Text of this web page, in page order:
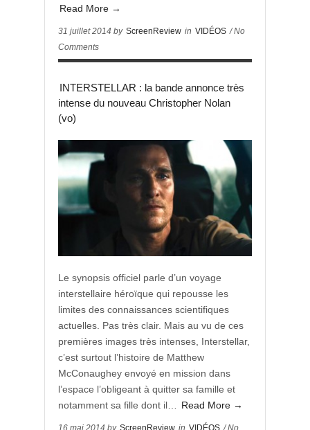
Read More →
31 juillet 2014 by ScreenReview in VIDÉOS / No
Comments
INTERSTELLAR : la bande annonce très
intense du nouveau Christopher Nolan
(vo)
Le synopsis officiel parle d’un voyage
interstellaire héroïque qui repousse les
limites des connaissances scientifiques
actuelles. Pas très clair. Mais au vu de ces
premières images très intenses, Interstellar,
c’est surtout l’histoire de Matthew
McConaughey envoyé en mission dans
l’espace l’obligeant à quitter sa famille et
notamment sa fille dont il…
Read More →
16 mai 2014 by ScreenReview in VIDÉOS / No